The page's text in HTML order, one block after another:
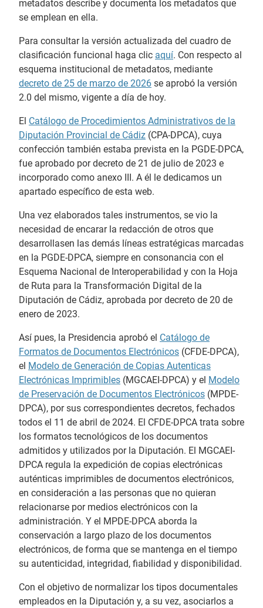
metadatos describe y documenta los metadatos que
se emplean en ella.
Para consultar la versión actualizada del cuadro de
clasificación funcional haga clic aquí. Con respecto al
esquema institucional de metadatos, mediante
decreto de 25 de marzo de 2026 se aprobó la versión
2.0 del mismo, vigente a día de hoy.
El Catálogo de Procedimientos Administrativos de la
Diputación Provincial de Cádiz (CPA-DPCA), cuya
confección también estaba prevista en la PGDE-DPCA,
fue aprobado por decreto de 21 de julio de 2023 e
incorporado como anexo III. A él le dedicamos un
apartado específico de esta web.
Una vez elaborados tales instrumentos, se vio la
necesidad de encarar la redacción de otros que
desarrollasen las demás líneas estratégicas marcadas
en la PGDE-DPCA, siempre en consonancia con el
Esquema Nacional de Interoperabilidad y con la Hoja
de Ruta para la Transformación Digital de la
Diputación de Cádiz, aprobada por decreto de 20 de
enero de 2023.
Así pues, la Presidencia aprobó el Catálogo de
Formatos de Documentos Electrónicos (CFDE-DPCA),
el Modelo de Generación de Copias Autenticas
Electrónicas Imprimibles (MGCAEI-DPCA) y el Modelo
de Preservación de Documentos Electrónicos (MPDE-
DPCA), por sus correspondientes decretos, fechados
todos el 11 de abril de 2024. El CFDE-DPCA trata sobre
los formatos tecnológicos de los documentos
admitidos y utilizados por la Diputación. El MGCAEI-
DPCA regula la expedición de copias electrónicas
auténticas imprimibles de documentos electrónicos,
en consideración a las personas que no quieran
relacionarse por medios electrónicos con la
administración. Y el MPDE-DPCA aborda la
conservación a largo plazo de los documentos
electrónicos, de forma que se mantenga en el tiempo
su autenticidad, integridad, fiabilidad y disponibilidad.
Con el objetivo de normalizar los tipos documentales
empleados en la Diputación y, a su vez, asociarlos a